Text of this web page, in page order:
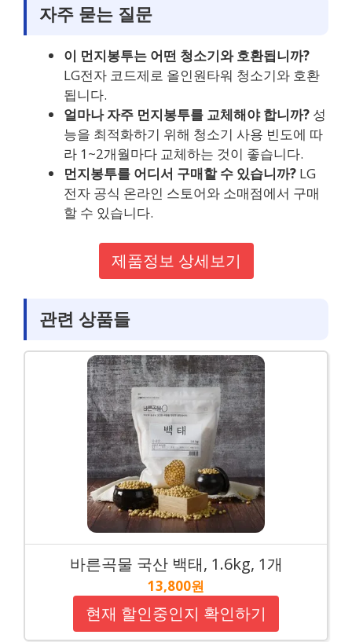
자주 묻는 질문
이 먼지봉투는 어떤 청소기와 호환됩니까?
LG전자 코드제로 올인원타워 청소기와 호환
됩니다.
얼마나 자주 먼지봉투를 교체해야 합니까? 성
능을 최적화하기 위해 청소기 사용 빈도에 따
라 1~2개월마다 교체하는 것이 좋습니다.
먼지봉투를 어디서 구매할 수 있습니까? LG
전자 공식 온라인 스토어와 소매점에서 구매
할 수 있습니다.
제품정보 상세보기
관련 상품들
바른곡물 국산 백태, 1.6kg, 1개
13,800원
현재 할인중인지 확인하기